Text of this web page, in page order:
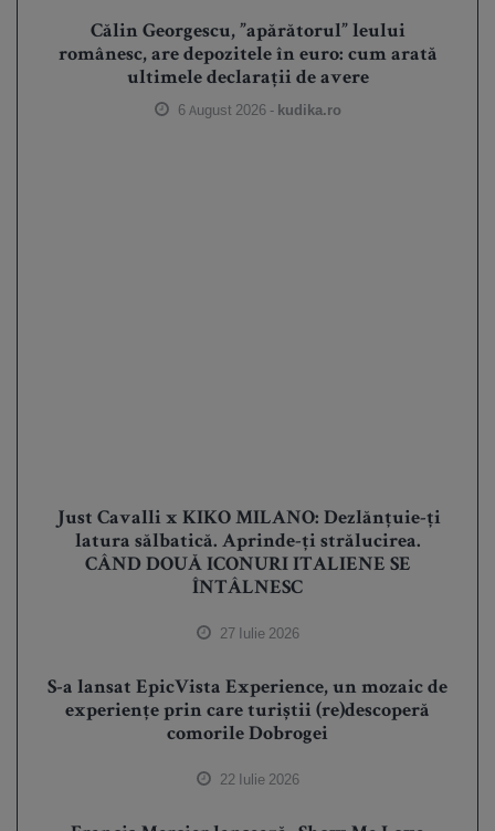
Călin Georgescu, ”apărătorul” leului
românesc, are depozitele în euro: cum arată
ultimele declarații de avere
6 August 2026 - kudika.ro
Just Cavalli x KIKO MILANO: Dezlănțuie-ți
latura sălbatică. Aprinde-ți strălucirea.
CÂND DOUĂ ICONURI ITALIENE SE
ÎNTÂLNESC
27 Iulie 2026
S-a lansat EpicVista Experience, un mozaic de
experiențe prin care turiștii (re)descoperă
comorile Dobrogei
22 Iulie 2026